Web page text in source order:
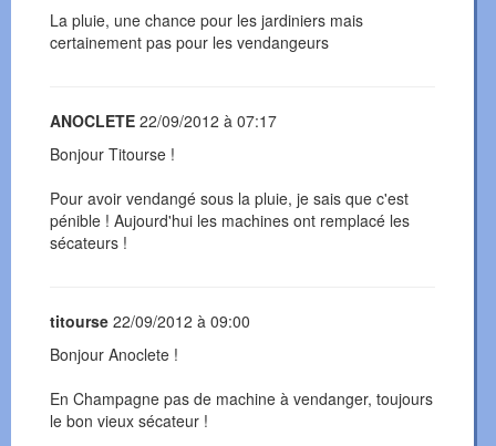
La pluie, une chance pour les jardiniers mais
certainement pas pour les vendangeurs
ANOCLETE 22/09/2012 à 07:17
Bonjour Titourse !
Pour avoir vendangé sous la pluie, je sais que c'est
pénible ! Aujourd'hui les machines ont remplacé les
sécateurs !
titourse 22/09/2012 à 09:00
Bonjour Anoclete !
En Champagne pas de machine à vendanger, toujours
le bon vieux sécateur !